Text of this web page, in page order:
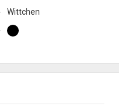
Wittchen